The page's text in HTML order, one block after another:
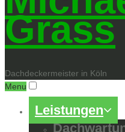
Grass
Dachdeckermeister in Köln
Menu
Leistungen